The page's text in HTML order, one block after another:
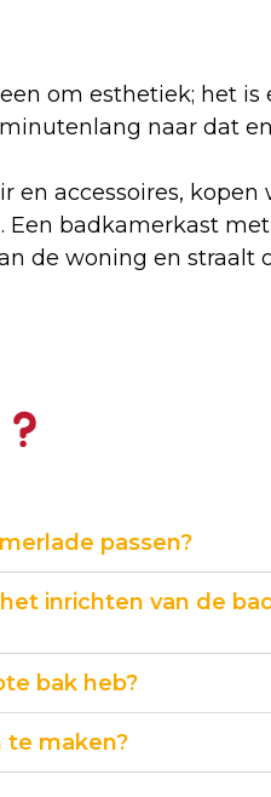
om esthetiek; het is
naar dat
en accessoires, kopen
Een badkamerkast
de woning en straalt
passen?
inrichten van de
bak heb?
te maken?